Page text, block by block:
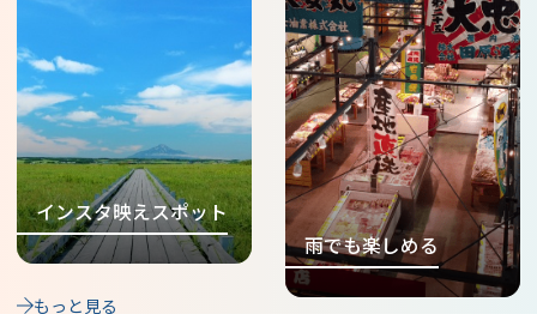
インスタ映えスポット
雨でも楽しめる
もっと見る